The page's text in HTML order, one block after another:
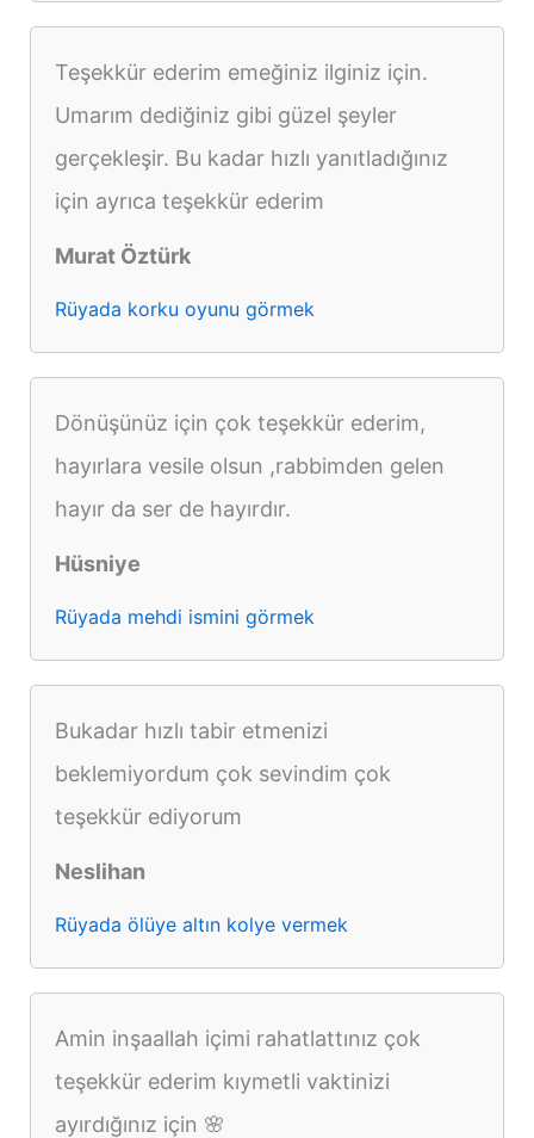
Teşekkür ederim emeğiniz ilginiz için.
Umarım dediğiniz gibi güzel şeyler
gerçekleşir. Bu kadar hızlı yanıtladığınız
için ayrıca teşekkür ederim
Murat Öztürk
Rüyada korku oyunu görmek
Dönüşünüz için çok teşekkür ederim,
hayırlara vesile olsun ,rabbimden gelen
hayır da ser de hayırdır.
Hüsniye
Rüyada mehdi ismini görmek
Bukadar hızlı tabir etmenizi
beklemiyordum çok sevindim çok
teşekkür ediyorum
Neslihan
Rüyada ölüye altın kolye vermek
Amin inşaallah içimi rahatlattınız çok
teşekkür ederim kıymetli vaktinizi
ayırdığınız için 🌸